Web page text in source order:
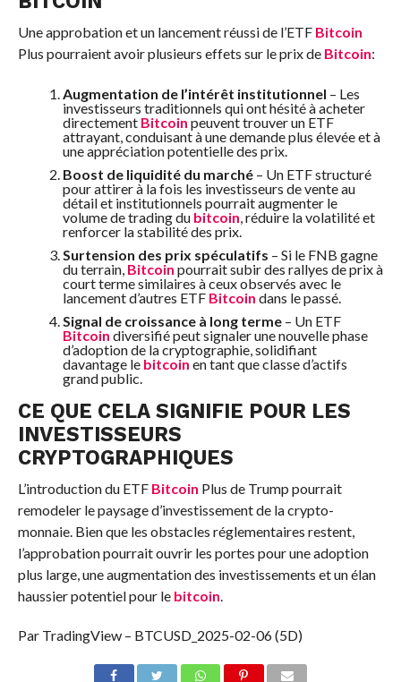
Une approbation et un lancement réussi de l’ETF Bitcoin
Plus pourraient avoir plusieurs effets sur le prix de Bitcoin:
Augmentation de l’intérêt institutionnel – Les
investisseurs traditionnels qui ont hésité à acheter
directement Bitcoin peuvent trouver un ETF
attrayant, conduisant à une demande plus élevée et à
une appréciation potentielle des prix.
Boost de liquidité du marché– Un ETF structuré
pour attirer à la fois les investisseurs de vente au
détail et institutionnels pourrait augmenter le
volume de trading du bitcoin, réduire la volatilité et
renforcer la stabilité des prix.
Surtension des prix spéculatifs – Si le FNB gagne
du terrain, Bitcoin pourrait subir des rallyes de prix à
court terme similaires à ceux observés avec le
lancement d’autres ETF Bitcoin dans le passé.
Signal de croissance à long terme– Un ETF
Bitcoin diversifié peut signaler une nouvelle phase
d’adoption de la cryptographie, solidifiant
davantage le bitcoin en tant que classe d’actifs
grand public.
CE QUE CELA SIGNIFIE POUR LES
INVESTISSEURS
CRYPTOGRAPHIQUES
L’introduction du ETF Bitcoin Plus de Trump pourrait
remodeler le paysage d’investissement de la crypto-
monnaie. Bien que les obstacles réglementaires restent,
l’approbation pourrait ouvrir les portes pour une adoption
plus large, une augmentation des investissements et un élan
haussier potentiel pour le bitcoin.
Par TradingView – BTCUSD_2025-02-06 (5D)